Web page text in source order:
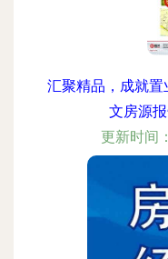
汇聚精品，成就
文房源
更新时间